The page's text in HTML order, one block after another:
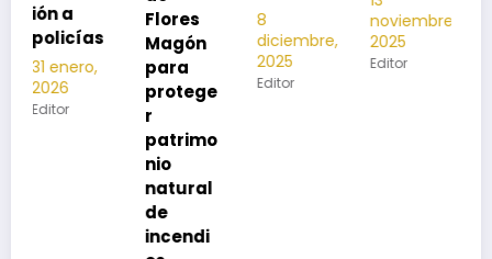
Flores
Magón
para
protege
r
8
diciembre,
2025
Editor
2025
Editor
12
noviembre,
2025